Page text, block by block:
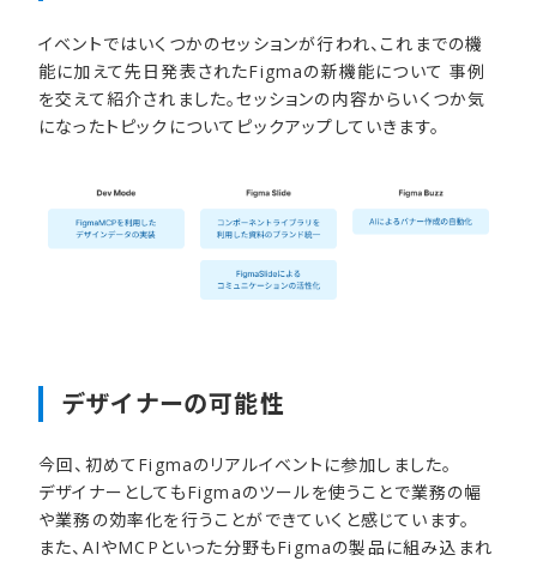
イベントではいくつかのセッションが行われ、これまでの機
能に加えて先日発表されたFigmaの新機能について 事例
を交えて紹介されました。セッションの内容からいくつか気
になったトピックについてピックアップしていきます。
デザイナーの​可能性
今回、初めてFigmaのリアルイベントに参加しました。
デザイナーとしてもFigmaのツールを使うことで業務の幅
や業務の効率化を行うことができていくと感じています。
また、AIやMCPといった分野もFigmaの製品に組み込まれ